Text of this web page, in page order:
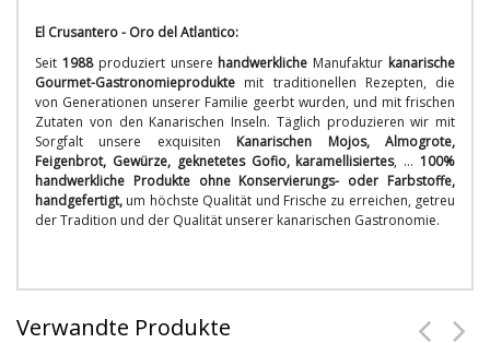
El Crusantero - Oro del Atlantico:
Seit 1988produziert unsere handwerkliche Manufaktur kanarische
Gourmet-Gastronomieprodukte mit traditionellen Rezepten, die
von Generationen unserer Familie geerbt wurden, und mit frischen
Zutaten von den Kanarischen Inseln. Täglich produzieren wir mit
Sorgfalt unsere exquisiten Kanarischen Mojos, Almogrote,
Feigenbrot, Gewürze, geknetetes Gofio, karamellisiertes, ...100%
handwerkliche Produkte ohne Konservierungs- oder Farbstoffe,
handgefertigt, um höchste Qualität und Frische zu erreichen, getreu
der Tradition und der Qualität unserer kanarischen Gastronomie.
Verwandte Produkte